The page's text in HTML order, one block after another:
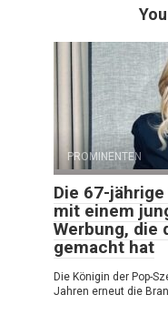
PROMINENTEN
Die 67-
mit einem
Werbung, die
gemacht hat
Die Königin der Pop-
Jahren erneut die